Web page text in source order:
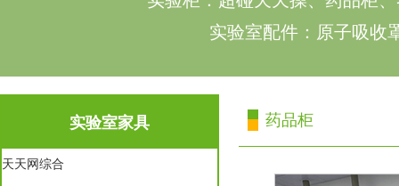
实验室配件：原子吸收罩
实验室家具
天天网综合
药品柜